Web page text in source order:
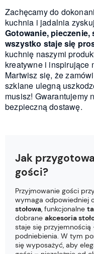
Zachęcamy do
kuchnia i jadalnia
Gotowanie,
wszystko staje się
kuchnię naszymi
kreatywne i inspirujące
Martwisz się, że
szklane ulegną
musisz! Gwarantujemy
bezpieczną dostawę.
Jak
gości?
Przyjmowanie gości
wymaga odpowiedniej
stołowa, funkcjonalne
dobrane akcesoria
staje się przyjemnością
podniebienia. W tym
się wyposażyć, aby